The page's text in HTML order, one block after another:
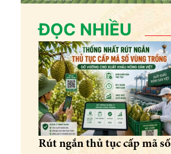
ĐỌC NHIỀU
Rút ngắn thủ tục cấp mã số